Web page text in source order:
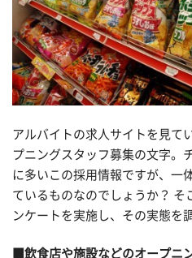
アルバイトの求人サイトを見て
プニングスタッフ募集の文字。
に多いこの採用情報ですが、一
ているものなのでしょうか？ そ
ンケートを実施し、その実態を
■飲食店や施設などのオープニ